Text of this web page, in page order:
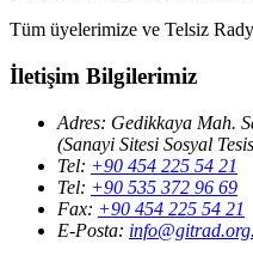
Tüm üyelerimize ve Telsiz
İletişim Bilgilerimiz
Adres: Gedikkaya Mah.
(Sanayi Sitesi Sosyal
Tel: +90 454 225 54 21
Tel: +90 535 372 96 69
Fax: +90 454 225 54 21
E-Posta: